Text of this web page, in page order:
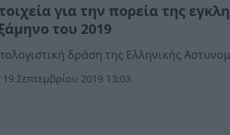
για την πορεία της
του 2019
δράση της Ελληνικής
19 Σεπτεμβρίου 2019 13:03